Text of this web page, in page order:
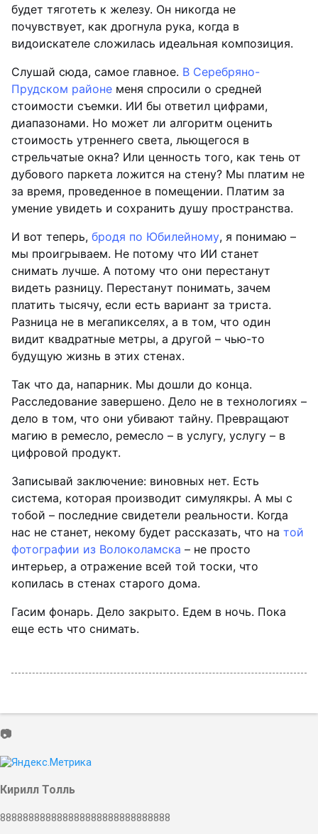
будет тяготеть к железу. Он никогда не
почувствует, как дрогнула рука, когда в
видоискателе сложилась идеальная композиция.
Слушай сюда, самое главное. В Серебряно-
Прудском районеменя спросили о средней
стоимости съемки. ИИ бы ответил цифрами,
диапазонами. Но может ли алгоритм оценить
стоимость утреннего света, льющегося в
стрельчатые окна? Или ценность того, как тень от
дубового паркета ложится на стену? Мы платим не
за время, проведенное в помещении. Платим за
умение увидеть и сохранить душу пространства.
И вот теперь, бродя по Юбилейному, я понимаю –
мы проигрываем. Не потому что ИИ станет
снимать лучше. А потому что они перестанут
видеть разницу. Перестанут понимать, зачем
платить тысячу, если есть вариант за триста.
Разница не в мегапикселях, а в том, что один
видит квадратные метры, а другой – чью-то
будущую жизнь в этих стенах.
Так что да, напарник. Мы дошли до конца.
Расследование завершено. Дело не в технологиях –
дело в том, что они убивают тайну. Превращают
магию в ремесло, ремесло – в услугу, услугу – в
цифровой продукт.
Записывай заключение: виновных нет. Есть
система, которая производит симулякры. А мы с
тобой – последние свидетели реальности. Когда
нас не станет, некому будет рассказать, что на той
фотографии из Волоколамска – не просто
интерьер, а отражение всей той тоски, что
копилась в стенах старого дома.
Гасим фонарь. Дело закрыто. Едем в ночь. Пока
еще есть что снимать.
📷
Кирилл Толль
888888888888888888888888888888